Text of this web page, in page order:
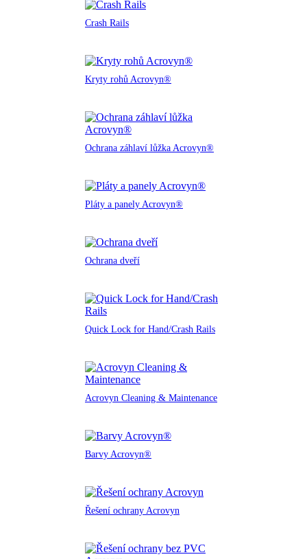
Crash Rails
Kryty rohů Acrovyn®
Ochrana záhlaví lůžka Acrovyn®
Pláty a panely Acrovyn®
Ochrana dveří
Quick Lock for Hand/Crash Rails
Acrovyn Cleaning & Maintenance
Barvy Acrovyn®
Řešení ochrany Acrovyn